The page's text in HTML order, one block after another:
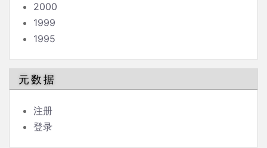
2000
1999
1995
元数据
注册
登录